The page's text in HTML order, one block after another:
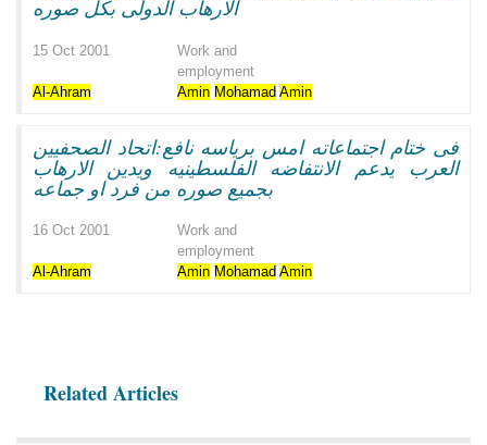
الارهاب الدولى بكل صوره
15 Oct 2001
Work and
employment
Al-Ahram
Amin Mohamad Amin
فى ختام اجتماعاته امس برياسه نافع:اتحاد الصحفيين
العرب يدعم الانتفاضه الفلسطينيه ويدين الارهاب
بجميع صوره من فرد او جماعه
16 Oct 2001
Work and
employment
Al-Ahram
Amin Mohamad Amin
Related Articles